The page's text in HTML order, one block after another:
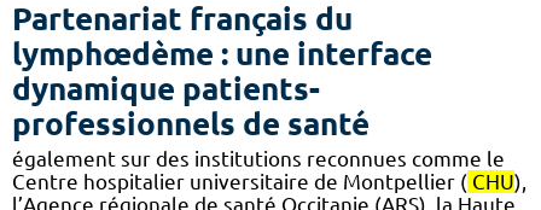
Partenariat français du
lymphœdème : une interface
dynamique patients-
professionnels de santé
également sur des institutions reconnues comme le
Centre hospitalier universitaire de Montpellier ( CHU),
l’Agence régionale de santé Occitanie (ARS), la Haute